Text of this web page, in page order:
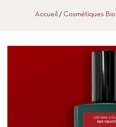
Accueil Cosmétiques Bio